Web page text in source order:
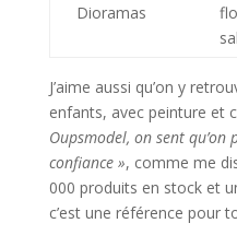
Dioramas
J’aime aussi qu’on y
enfants, avec peinture et
Oupsmodel, on sent
confiance », comme me
000 produits en stock et
c’est une référence pour